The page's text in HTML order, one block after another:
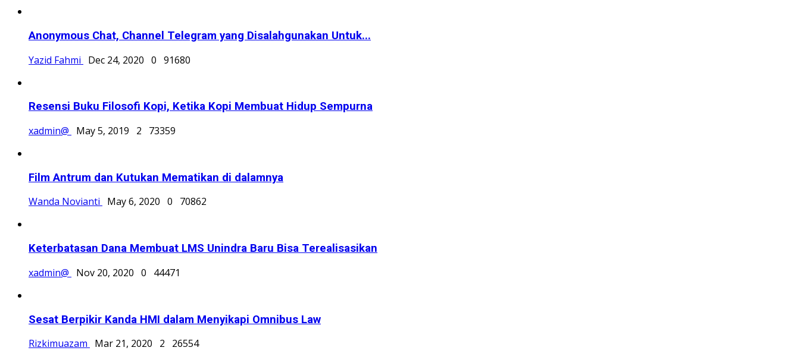
Anonymous Chat, Channel Telegram yang Disalahgunakan Untuk...
Yazid Fahmi
Dec 24, 2020 0 91680
Resensi Buku Filosofi Kopi, Ketika Kopi Membuat Hidup Sempurna
xadmin@
May 5, 2019 2 73359
Film Antrum dan Kutukan Mematikan di dalamnya
Wanda Novianti
May 6, 2020 0 70862
Keterbatasan Dana Membuat LMS Unindra Baru Bisa Terealisasikan
xadmin@
Nov 20, 2020 0 44471
Sesat Berpikir Kanda HMI dalam Menyikapi Omnibus Law
Rizkimuazam
Mar 21, 2020 2 26554